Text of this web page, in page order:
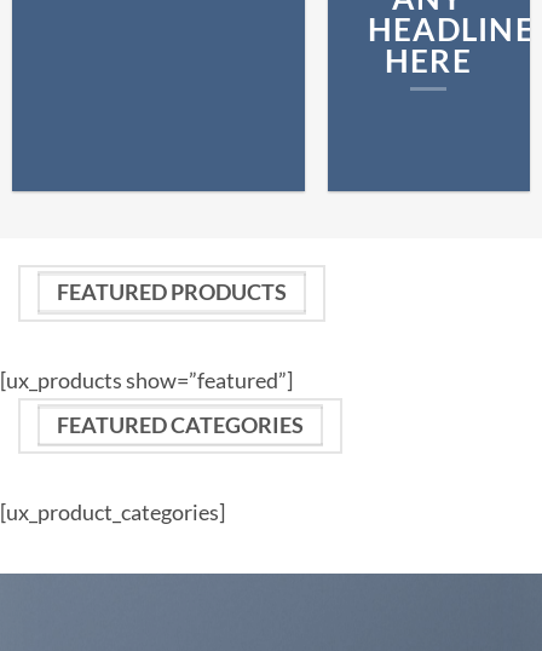
HEADLINE
HERE
FEATURED PRODUCTS
[ux_products show=”featured”]
FEATURED CATEGORIES
[ux_product_categories]